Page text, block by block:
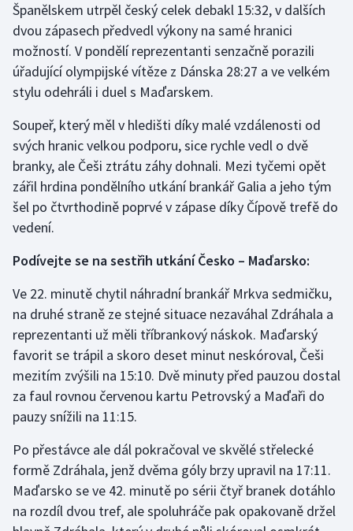
Ostatní
Španělskem utrpěl český celek debakl 15:32, v dalších
dvou zápasech předvedl výkony na samé hranici
možností. V pondělí reprezentanti senzačně porazili
úřadující olympijské vítěze z Dánska 28:27 a ve velkém
stylu odehráli i duel s Maďarskem.
Soupeř, který měl v hledišti díky malé vzdálenosti od
svých hranic velkou podporu, sice rychle vedl o dvě
branky, ale Češi ztrátu záhy dohnali. Mezi tyčemi opět
zářil hrdina pondělního utkání brankář Galia a jeho tým
šel po čtvrthodině poprvé v zápase díky Čípově trefě do
vedení.
Podívejte se na sestřih utkání Česko – Maďarsko:
Ve 22. minutě chytil náhradní brankář Mrkva sedmičku,
na druhé straně ze stejné situace nezaváhal Zdráhala a
reprezentanti už měli tříbrankový náskok. Maďarský
favorit se trápil a skoro deset minut neskóroval, Češi
mezitím zvýšili na 15:10. Dvě minuty před pauzou dostal
za faul rovnou červenou kartu Petrovský a Maďaři do
pauzy snížili na 11:15.
Po přestávce ale dál pokračoval ve skvělé střelecké
formě Zdráhala, jenž dvěma góly brzy upravil na 17:11.
Maďarsko se ve 42. minutě po sérii čtyř branek dotáhlo
na rozdíl dvou tref, ale spoluhráče pak opakovaně držel